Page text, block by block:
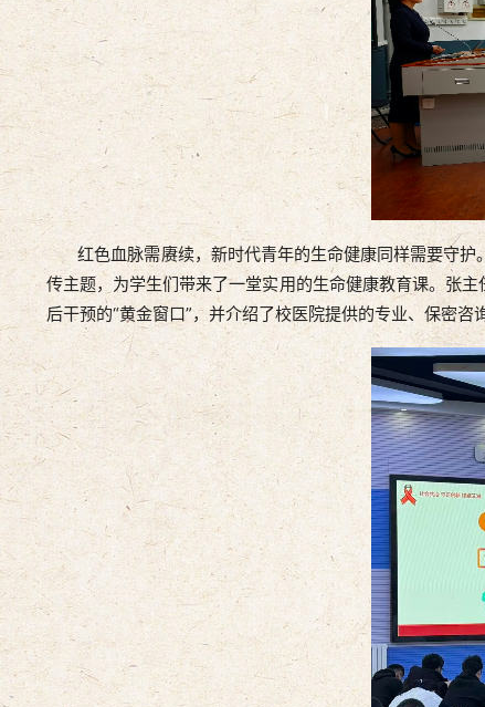
红色血脉需赓续，新时代青年的生命健康同样需要守护
传主题，为学生们带来了一堂实用的生命健康教育课。张
后干预的“黄金窗口”，并介绍了校医院提供的专业、保密